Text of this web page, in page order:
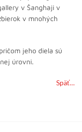
v Šanghaji v
v mnohých
jeho diela sú
úrovni.
Späť…